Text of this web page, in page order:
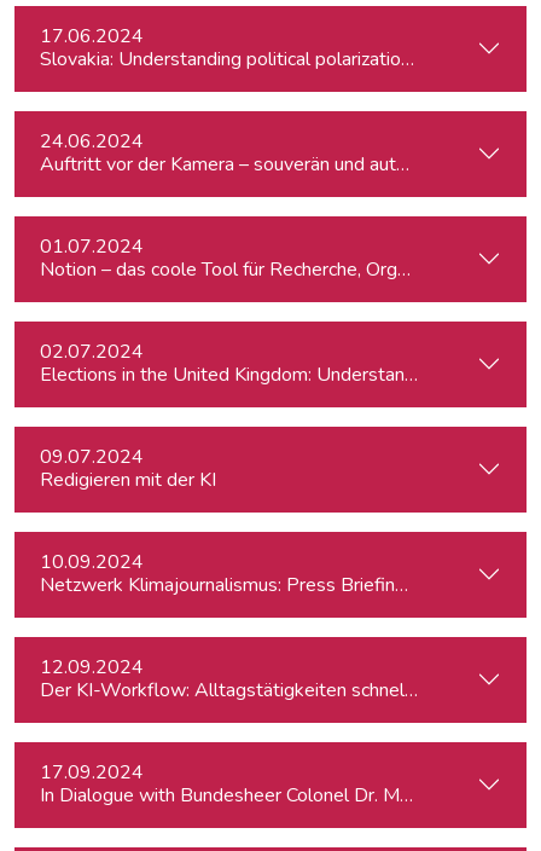
17.06.2024
Slovakia: Understanding political polarizations and their
24.06.2024
Auftritt vor der Kamera – souverän und authentisch
01.07.2024
Notion – das coole Tool für Recherche, Organisation &
02.07.2024
Elections in the United Kingdom: Understanding Voters’
09.07.2024
Redigieren mit der KI
10.09.2024
Netzwerk Klimajournalismus: Press Briefing zur
12.09.2024
Der KI-Workflow: Alltagstätigkeiten schneller und
17.09.2024
In Dialogue with Bundesheer Colonel Dr. Markus Reisner -